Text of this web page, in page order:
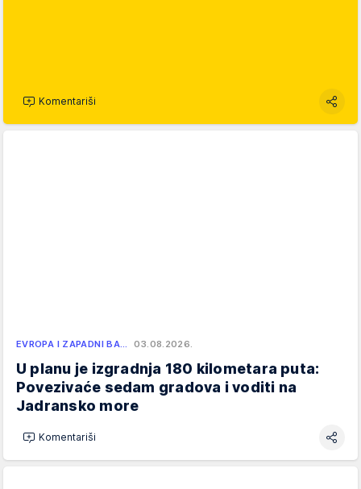
Komentariši
EVROPA I ZAPADNI BA… 03.08.2026.
U planu je izgradnja 180 kilometara puta:
Povezivaće sedam gradova i voditi na
Jadransko more
Komentariši